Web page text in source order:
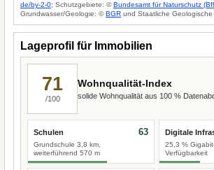
de/by-2-0; Schutzgebiete: ©Bundesamt für Naturschutz
Grundwasser/Geologie: ©BGR und Staatliche Geologische
Lageprofil für Immobilien
71
/100
Wohnqualität-Index
solide Wohnqualität aus 100 %
Schulen
Grundschule 3,8 km,
weiterführend 570 m
63 Digitale
25,3 %
Verfügbarkeit